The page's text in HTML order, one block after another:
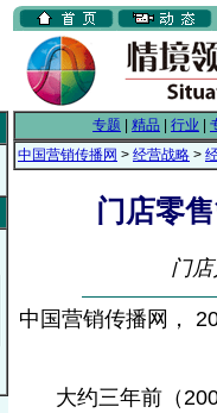
专题 精品 行业
中国营销传播网 > 经营战略 >
门店零
门
中国营销传播网，
大约三年前（2008